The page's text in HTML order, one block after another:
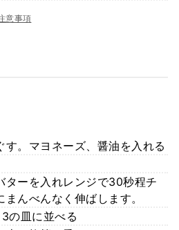
意事項
す。マヨネーズ、醤油を入れる
ターを入れレンジで30秒程チ
んべんなく伸ばします。
の皿に並べる